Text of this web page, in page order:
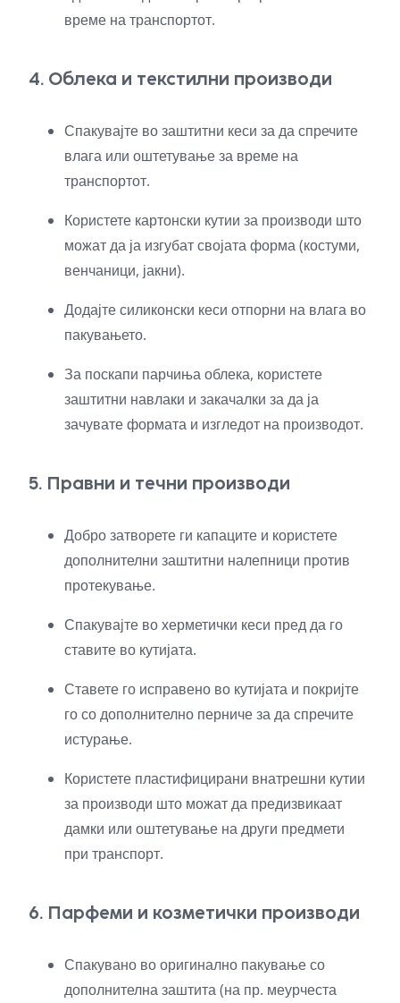
време на транспортот.
4. Облека и текстилни производи
Спакувајте во заштитни кеси за да спречите
влага или оштетување за време на
транспортот.
Користете картонски кутии за производи што
можат да ја изгубат својата форма (костуми,
венчаници, јакни).
Додајте силиконски кеси отпорни на влага во
пакувањето.
За поскапи парчиња облека, користете
заштитни навлаки и закачалки за да ја
зачувате формата и изгледот на производот.
5. Правни и течни производи
Добро затворете ги капаците и користете
дополнителни заштитни налепници против
протекување.
Спакувајте во херметички кеси пред да го
ставите во кутијата.
Ставете го исправено во кутијата и покријте
го со дополнително перниче за да спречите
истурање.
Користете пластифицирани внатрешни кутии
за производи што можат да предизвикаат
дамки или оштетување на други предмети
при транспорт.
6. Парфеми и козметички производи
Спакувано во оригинално пакување со
дополнителна заштита (на пр. меурчеста